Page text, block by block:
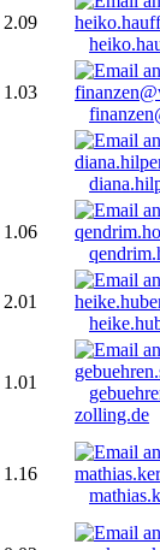
2.09
1.03
1.06
2.01
1.01
zolling.de
1.16